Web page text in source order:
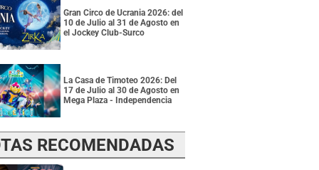
Gran Circo de Ucrania 2026: del
10 de Julio al 31 de Agosto en
el Jockey Club-Surco
La Casa de Timoteo 2026: Del
17 de Julio al 30 de Agosto en
Mega Plaza - Independencia
RECOMENDADAS